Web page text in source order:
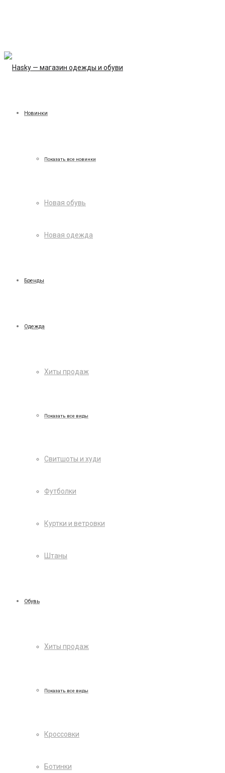
Новинки
Показать все новинки
Новая обувь
Новая одежда
Бренды
Одежда
Хиты продаж
Показать все виды
Свитшоты и худи
Футболки
Куртки и ветровки
Штаны
Обувь
Хиты продаж
Показать все виды
Кроссовки
Ботинки